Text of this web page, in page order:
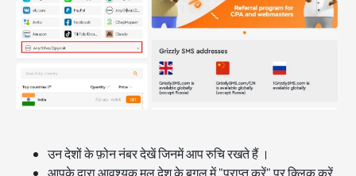
उन देशों के फ़ोन नंबर देखें जिनमें आप रुचि रखते हैं ।